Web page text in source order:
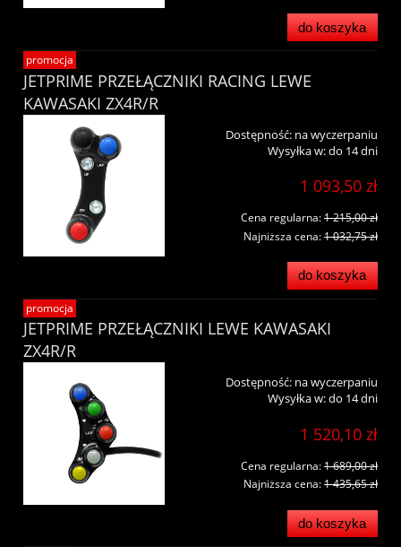
do koszyka
JETPRIME PRZEŁĄCZNIKI RACING LEWE
KAWASAKI ZX4R/R
Dostępność: na wyczerpaniu
Wysyłka w:do 14 dni
1 093,50 zł
Cena regularna:1 215,00 zł
Najniższa cena:1 032,75 zł
do koszyka
promocja
JETPRIME PRZEŁĄCZNIKI LEWE KAWASAKI
ZX4R/R
Dostępność: na wyczerpaniu
Wysyłka w:do 14 dni
1 520,10 zł
Cena regularna:1 689,00 zł
Najniższa cena:1 435,65 zł
do koszyka
promocja